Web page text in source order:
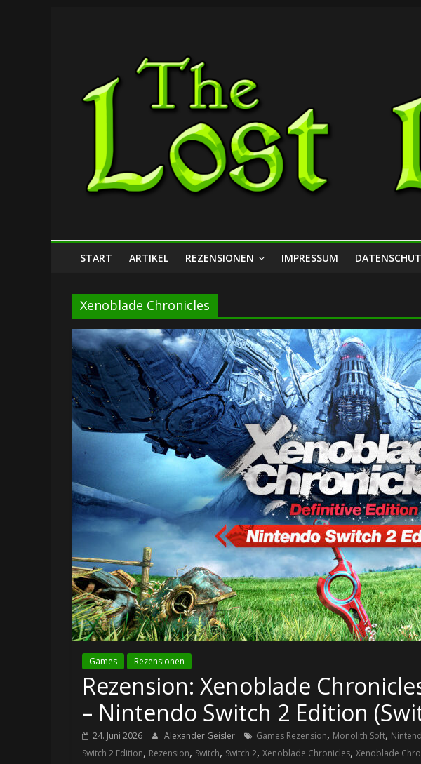
Lost
Dungeon
START ARTIKEL REZENSIONEN IMPRESSUM
Xenoblade Chronicles
Games Rezensionen
Rezension: Xenoblade
– Nintendo Switch 2 Edition
24. Juni 2026 Alexander Geisler Games Rezension, Monolith Soft,
Switch 2 Edition, Rezension, Switch, Switch 2, Xenoblade Chronicles, Xenoblade